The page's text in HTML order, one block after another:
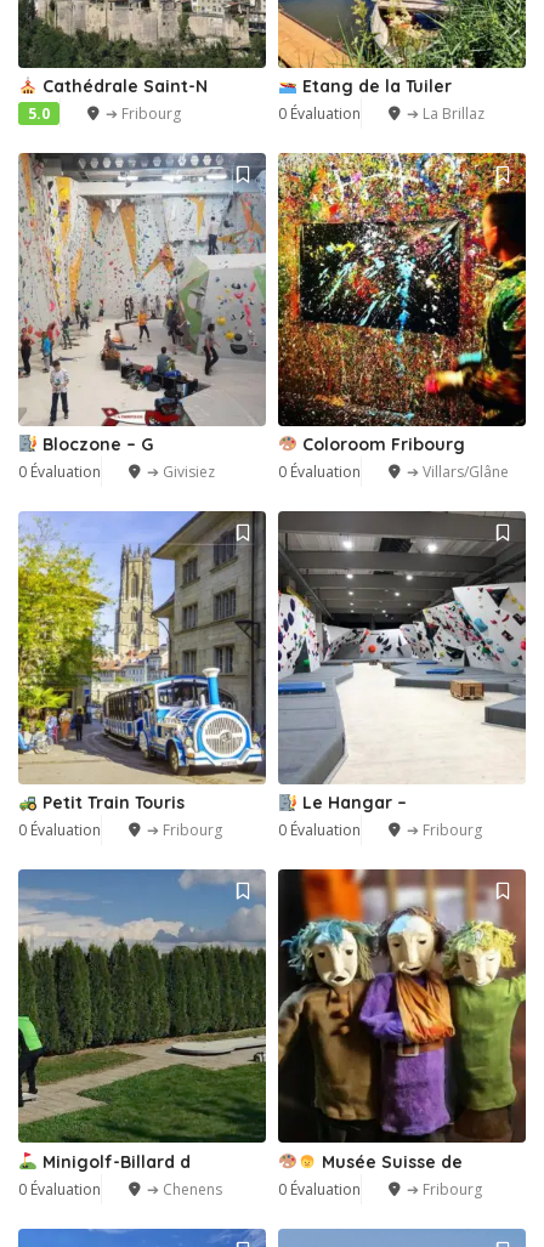
Cathédrale Saint-N
5.0 ➔ Fribourg
Etang de la Tuiler
0 Évaluation ➔ La Brillaz
Bloczone – G
0 Évaluation ➔ Givisiez
Coloroom Fribourg
0 Évaluation ➔ Villars/Glâne
Petit Train Touris
0 Évaluation ➔ Fribourg
Le Hangar –
0 Évaluation ➔ Fribourg
Minigolf-Billard d
0 Évaluation ➔ Chenens
Musée Suisse de
0 Évaluation ➔ Fribourg